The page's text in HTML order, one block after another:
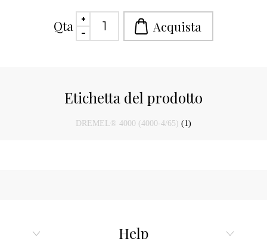
Qta
Etichetta del prodotto
DREMEL® 4000 (4000-4/65) (1)
Help